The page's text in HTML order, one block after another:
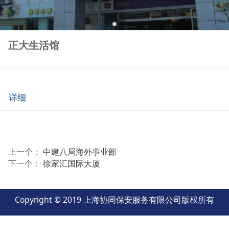
正大生活馆
详细
上一个： 中建八局海外事业部
下一个： 徐家汇国际大厦
Copyright © 2019 上海协同保安服务有限公司版权所有